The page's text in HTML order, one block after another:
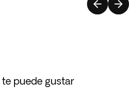
puede gustar